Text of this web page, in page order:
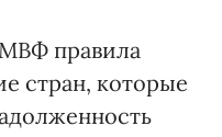
правила
стран, которые